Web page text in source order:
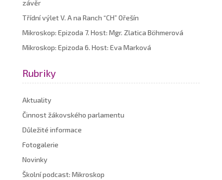
závěr
Třídní výlet V. A na Ranch “CH” Ořešín
Mikroskop: Epizoda 7. Host: Mgr. Zlatica Böhmerová
Mikroskop: Epizoda 6. Host: Eva Marková
Rubriky
Aktuality
Činnost žákovského parlamentu
Důležité informace
Fotogalerie
Novinky
Školní podcast: Mikroskop